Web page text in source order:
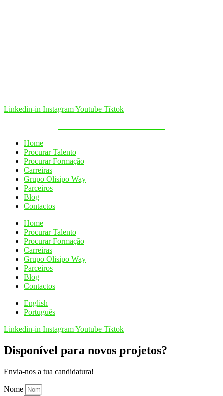
Linkedin-in InstagramYoutube Tiktok
Home
Procurar Talento
Procurar Formação
Carreiras
Grupo Olisipo Way
Parceiros
Blog
Contactos
Home
Procurar Talento
Procurar Formação
Carreiras
Grupo Olisipo Way
Parceiros
Blog
Contactos
English
Português
Linkedin-in InstagramYoutube Tiktok
Disponível para novos projetos?
Envia-nos a tua candidatura!
Nome